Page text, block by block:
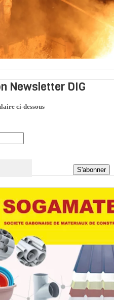
Newsletter DIG
ci-dessous
S'abonner